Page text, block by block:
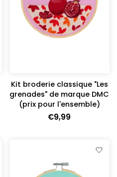
Kit broderie classique "Les
grenades" de marque DMC
(prix pour l'ensemble)
€9,99